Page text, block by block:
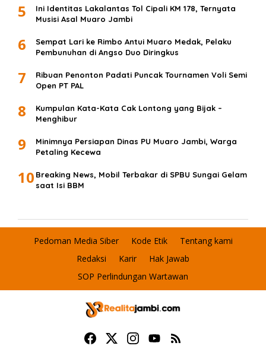
5
Ini Identitas Lakalantas Tol Cipali KM 178, Ternyata
Musisi Asal Muaro Jambi
6
Sempat Lari ke Rimbo Antui Muaro Medak, Pelaku
Pembunuhan di Angso Duo Diringkus
7
Ribuan Penonton Padati Puncak Tournamen Voli Semi
Open PT PAL
8
Kumpulan Kata-Kata Cak Lontong yang Bijak –
Menghibur
9
Minimnya Persiapan Dinas PU Muaro Jambi, Warga
Petaling Kecewa
10 Breaking News, Mobil Terbakar di SPBU Sungai Gelam
saat Isi BBM
Pedoman Media Siber Kode Etik
Tentang kami
Redaksi
Karir
Hak Jawab
SOP Perlindungan Wartawan